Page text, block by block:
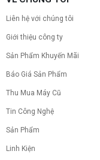
Liên hệ với chúng tôi
Giới thiệu công ty
Sản Phẩm Khuyến Mãi
Báo Giá Sản Phẩm
Thu Mua Máy Cũ
Tin Công Nghệ
Sản Phẩm
Linh Kiện